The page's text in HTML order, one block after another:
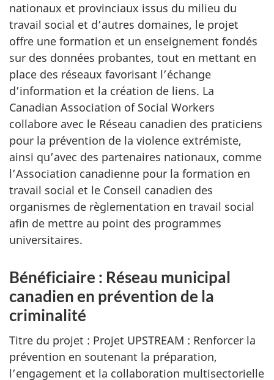
nationaux et provinciaux issus du milieu du
travail social et d’autres domaines, le projet
offre une formation et un enseignement fondés
sur des données probantes, tout en mettant en
place des réseaux favorisant l’échange
d’information et la création de liens. La
Canadian Association of Social Workers
collabore avec le Réseau canadien des praticiens
pour la prévention de la violence extrémiste,
ainsi qu’avec des partenaires nationaux, comme
l’Association canadienne pour la formation en
travail social et le Conseil canadien des
organismes de règlementation en travail social
afin de mettre au point des programmes
universitaires.
Bénéficiaire : Réseau municipal
canadien en prévention de la
criminalité
Titre du projet : Projet UPSTREAM : Renforcer la
prévention en soutenant la préparation,
l’engagement et la collaboration multisectorielle